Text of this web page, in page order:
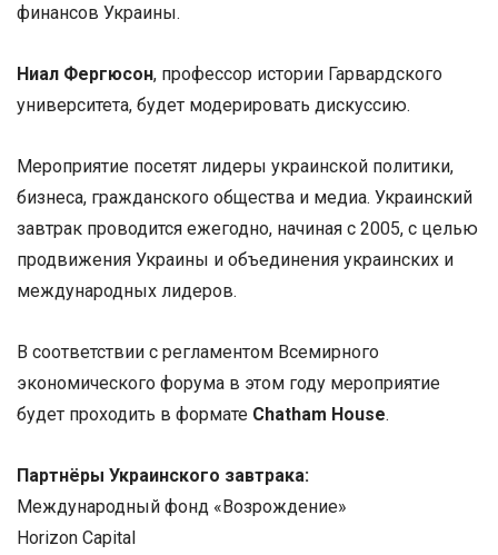
финансов Украины.
Ниал Фергюсон, профессор истории Гарвардского
университета, будет модерировать дискуссию.
Мероприятие посетят лидеры украинской политики,
бизнеса, гражданского общества и медиа. Украинский
завтрак проводится ежегодно, начиная с 2005, с целью
продвижения Украины и объединения украинских и
международных лидеров.
В соответствии с регламентом Всемирного
экономического форума в этом году мероприятие
будет проходить в формате Chatham House.
Партнёры Украинского завтрака:
Международный фонд «Возрождение»
Horizon Capital